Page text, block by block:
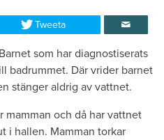
Tweeta
som har diagnostiserats
badrummet. Där vrider barnet
stänger aldrig av vattnet.
och då har vattnet
i hallen. Mamman torkar